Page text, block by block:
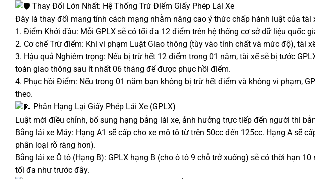
Thay Đổi Lớn Nhất: Hệ Thống Trừ Điểm Giấy Phép Lái Xe
Đây là thay đổi mang tính cách mạng nhằm nâng cao ý thức chấp hành luật của tài
1. Điểm Khởi đầu: Mỗi GPLX sẽ có tối đa 12 điểm trên hệ thống cơ sở dữ liệu quốc
2. Cơ chế Trừ điểm: Khi vi phạm Luật Giao thông (tùy vào tính chất và mức độ), tài
3. Hậu quả Nghiêm trọng: Nếu bị trừ hết 12 điểm trong 01 năm, tài xế sẽ bị tước
toàn giao thông sau ít nhất 06 tháng để được phục hồi điểm.
4. Phục hồi Điểm: Nếu trong 01 năm bạn không bị trừ hết điểm và không vi phạm,
theo.
Phân Hạng Lại Giấy Phép Lái Xe (GPLX)
Luật mới điều chỉnh, bổ sung hạng bằng lái xe, ảnh hưởng trực tiếp đến người thi
Bằng lái xe Máy: Hạng A1 sẽ cấp cho xe mô tô từ trên 50cc đến 125cc. Hạng A sẽ
phân loại rõ ràng hơn).
Bằng lái xe Ô tô (Hạng B): GPLX hạng B (cho ô tô 9 chỗ trở xuống) sẽ có thời hạn
tối đa như trước đây.